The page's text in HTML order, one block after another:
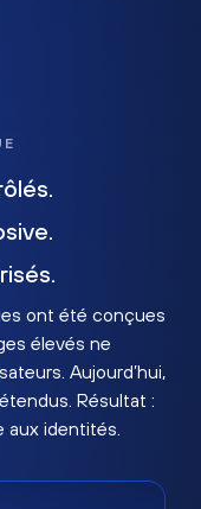
ont été conçues
élevés ne
Aujourd’hui,
Résultat :
aux identités.